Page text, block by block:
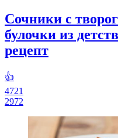
Сочники с
булочки из
рецепт
👍
4721
2972